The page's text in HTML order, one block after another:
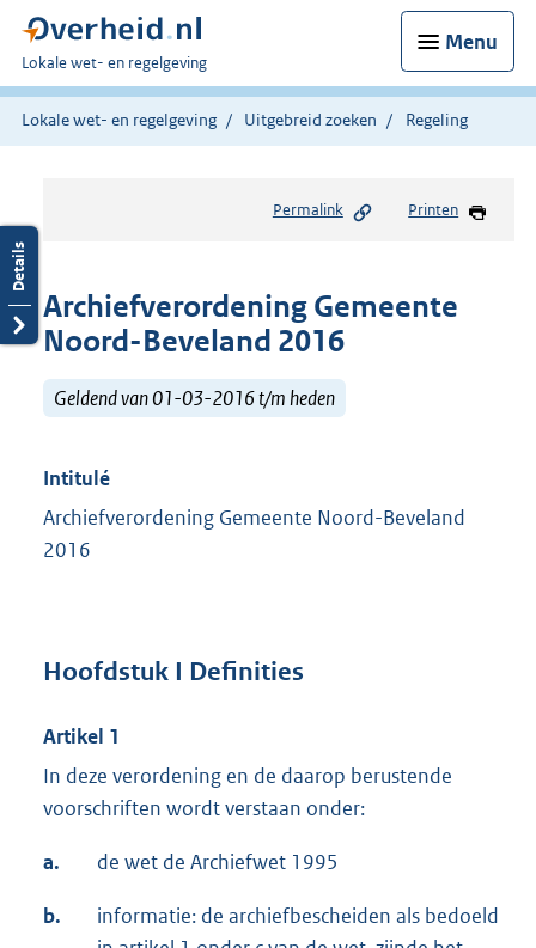
Menu
U
bent
hier:
Lokale wet- en regelgeving
Lokale wet- en regelgeving Uitgebreid zoeken Regeling
Permalink Printen
Archiefverordening Gemeente
Noord-Beveland 2016
Geldend van 01-03-2016 t/m heden
Intitulé
Archiefverordening Gemeente Noord-Beveland
2016
Hoofdstuk I Definities
Artikel 1
In deze verordening en de daarop berustende
voorschriften wordt verstaan onder:
a. de wet de Archiefwet 1995
b.
informatie: de archiefbescheiden als bedoeld